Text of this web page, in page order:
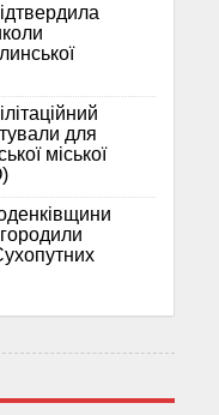
для
міської